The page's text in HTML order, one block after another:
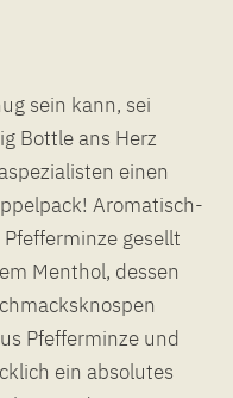
sein kann, sei
Bottle ans Herz
einen
Aromatisch-
gesellt
Menthol, dessen
Pfefferminze und
ein absolutes